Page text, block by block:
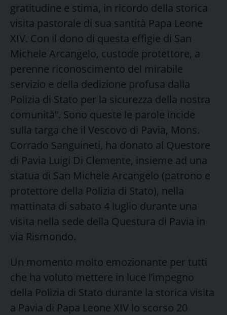
gratitudine e stima, in ricordo della storica
visita pastorale di sua santità Papa Leone
XIV. Con il dono di questa effigie di San
Michele Arcangelo, custode protettore, a
perenne riconoscimento del mirabile
servizio e della dedizione profusa dalla
Polizia di Stato per la sicurezza della nostra
comunità”. Sono queste le parole incide
sulla targa che il Vescovo di Pavia, Mons.
Corrado Sanguineti, ha donato al Questore
di Pavia Luigi Di Clemente, insieme ad una
statua di San Michele Arcangelo (patrono e
protettore della Polizia di Stato), nella
mattinata di sabato 4 luglio durante una
visita nella sede della Questura di Pavia in
via Rismondo.
Un momento molto emozionante per tutti
che ha voluto mettere in luce l’impegno
della Polizia di Stato durante la storica visita
a Pavia di Papa Leone XIV lo scorso 20